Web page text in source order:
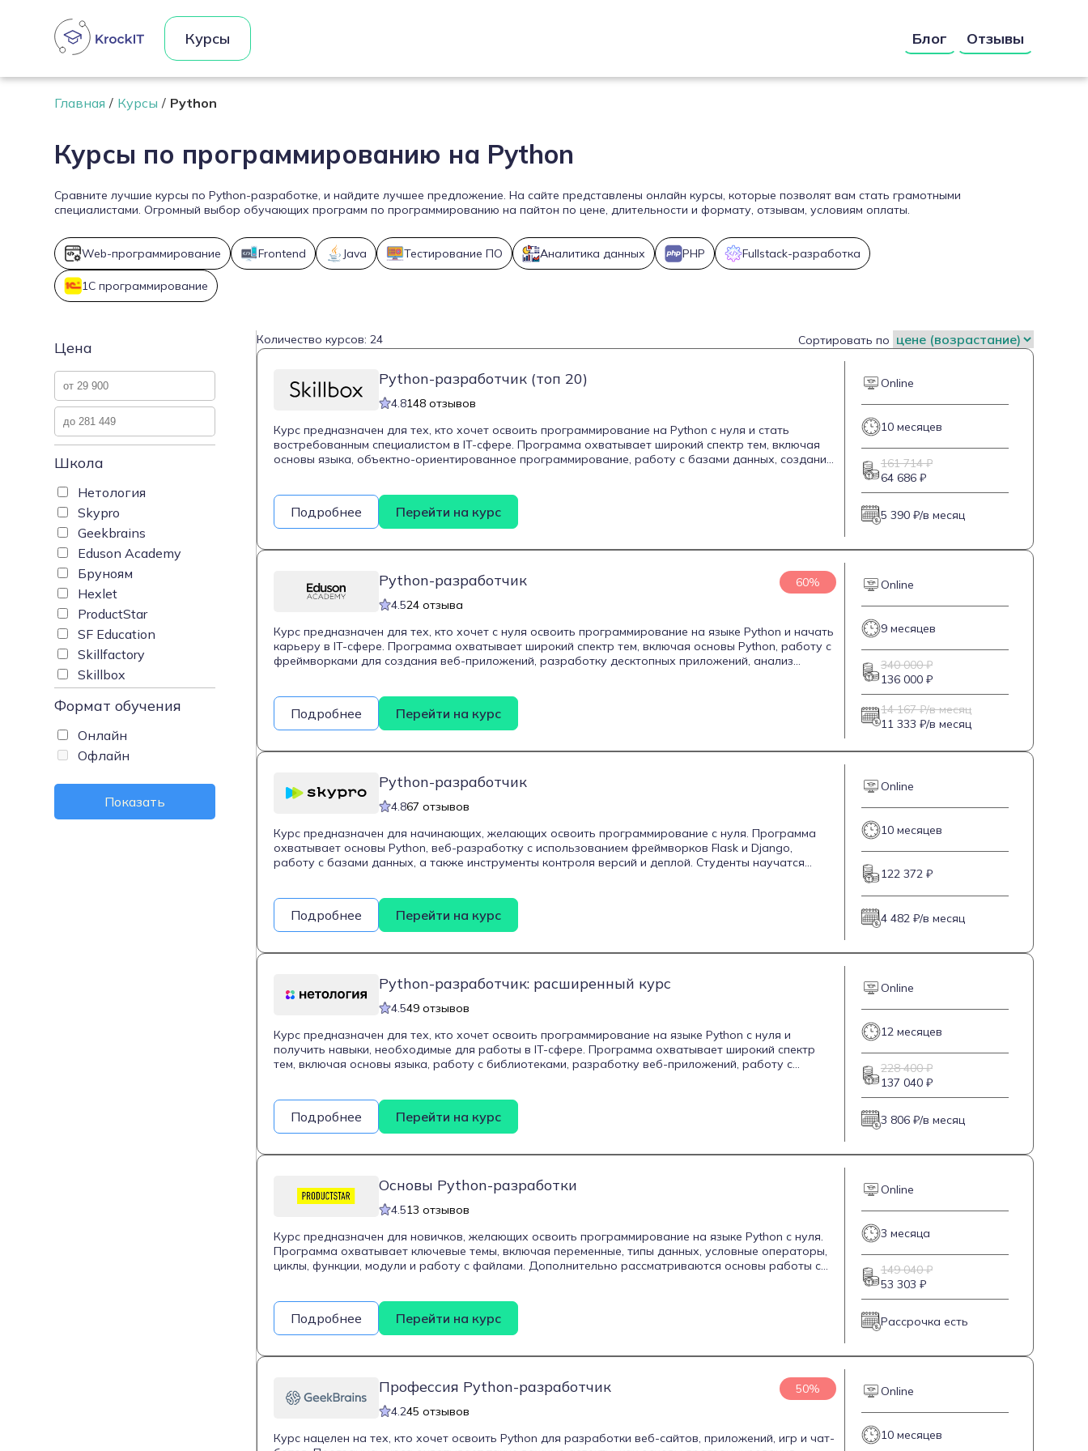
Курсы Блог Отзывы
Главная Курсы Python
Курсы по программированию на Python
Сравните лучшие курсы по Python-разработке, и найдите лучшее предложение. На сайте представлены онлайн курсы, которые позволят вам стать грамотными
специалистами. Огромный выбор обучающих программ по программированию на пайтон по цене, длительности и формату, отзывам, условиям оплаты.
Web-программирование Frontend Java Тестирование ПО Аналитика данных PHP Fullstack-разработка
1С программирование
Цена
Школа
Нетология
Skypro
Geekbrains
Eduson Academy
Бруноям
Hexlet
ProductStar
SF Education
Skillfactory
Skillbox
Формат обучения
Онлайн
Офлайн
Показать
Количество курсов: 24 Сортировать по
Python-разработчик (топ 20)
4.8148 отзывов
Курс предназначен для тех, кто хочет освоить программирование на Python с нуля и стать
востребованным специалистом в IT-сфере. Программа охватывает широкий спектр тем, включая
основы языка, объектно-ориентированное программирование, работу с базами данных, создание
многопоточные приложения, подключать сторонние библиотеки и работать с API. Курс также
включает командную стажировку под руководством тимлида, что позволяет получить
практический опыт работы над реальными проектами. По окончании обучения выпускники смогут
создавать сложные веб-приложения, автоматизировать процессы и эффективно работать в
Подробнее Перейти на курс
Online
10 месяцев
161 714 ₽
64 686 ₽
5 390 ₽/в месяц
Python-разработчик
4.524 отзыва
60%
Курс предназначен для тех, кто хочет с нуля освоить программирование на языке Python и начать
карьеру в IT-сфере. Программа охватывает широкий спектр тем, включая основы Python, работу с
фреймворками для создания веб-приложений, разработку десктопных приложений, анализ
весной 2023 года и включает 365 дней поддержки наставника. По завершении обучения выдается
официальный диплом.
Подробнее Перейти на курс
Online
9 месяцев
340 000 ₽
136 000 ₽
14 167 ₽/в месяц
11 333 ₽/в месяц
Python-разработчик
4.867 отзывов
Курс предназначен для начинающих, желающих освоить программирование с нуля. Программа
охватывает основы Python, веб-разработку с использованием фреймворков Flask и Django,
работу с базами данных, а также инструменты контроля версий и деплой. Студенты научатся
Подробнее Перейти на курс
Online
10 месяцев
122 372 ₽
4 482 ₽/в месяц
Python-разработчик: расширенный курс
4.549 отзывов
Курс предназначен для тех, кто хочет освоить программирование на языке Python с нуля и
получить навыки, необходимые для работы в IT-сфере. Программа охватывает широкий спектр
тем, включая основы языка, работу с библиотеками, разработку веб-приложений, работу с
поддержку в трудоустройстве, а также диплом о профессиональной переподготовке по
завершении.
Подробнее Перейти на курс
Online
12 месяцев
228 400 ₽
137 040 ₽
3 806 ₽/в месяц
Основы Python-разработки
4.513 отзывов
Курс предназначен для новичков, желающих освоить программирование на языке Python с нуля.
Программа охватывает ключевые темы, включая переменные, типы данных, условные операторы,
циклы, функции, модули и работу с файлами. Дополнительно рассматриваются основы работы с
поддержку менторов, которые помогают выстроить эффективное обучение и успешно пройти
испытательный срок при трудоустройстве. По завершении обучения предусмотрена защита
финального проекта и добавление его в портфолио.
Подробнее Перейти на курс
Online
3 месяца
149 040 ₽
53 303 ₽
Рассрочка есть
Профессия Python-разработчик
4.245 отзывов
50%
Курс нацелен на тех, кто хочет освоить Python для разработки веб-сайтов, приложений, игр и чат-
Online
10 месяцев